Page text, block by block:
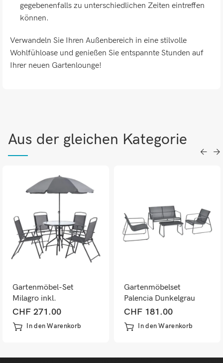
gegebenenfalls zu unterschiedlichen Zeiten eintreffen
können.
Verwandeln Sie Ihren Außenbereich in eine stilvolle
Wohlfühloase und genießen Sie entspannte Stunden auf
Ihrer neuen Gartenlounge!
Aus der gleichen Kategorie
Gartenmöbel-Set
Milagro inkl.
Sonnenschirm Tisch und
4 Stühlen
CHF 271.00
In den Warenkorb
Gartenmöbelset
Palencia Dunkelgrau
Schwarz
CHF 181.00
In den Warenkorb